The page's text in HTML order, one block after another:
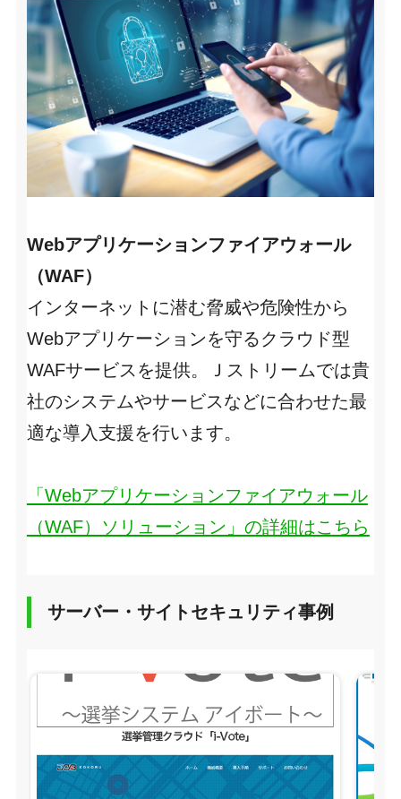
Webアプリケーションファイアウォール
（WAF）
インターネットに潜む脅威や危険性から
Webアプリケーションを守るクラウド型
WAFサービスを提供。Ｊストリームでは貴
社のシステムやサービスなどに合わせた最
適な導入支援を行います。
「Webアプリケーションファイアウォール
（WAF）ソリューション」の詳細はこちら
サーバー・サイトセキュリティ事例